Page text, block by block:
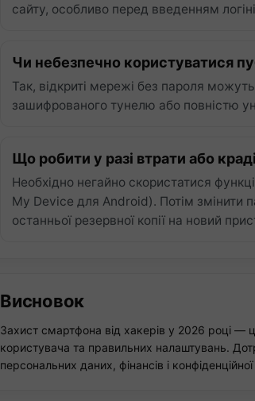
сайту, особливо перед введенням
Чи небезпечно користуватися
Так, відкриті мережі без пароля
зашифрованого тунелю або повністю
Що робити у разі втрати або
Необхідно негайно скористатися
My Device для Android). Потім змінити
останньої резервної копії на новий
Висновок
Захист смартфона від хакерів у 2026 році —
користувача та правильних налаштувань.
персональних даних, фінансів і